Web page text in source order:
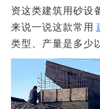
资这类建筑用砂设
来说一说这款常用
类型、产量是多少